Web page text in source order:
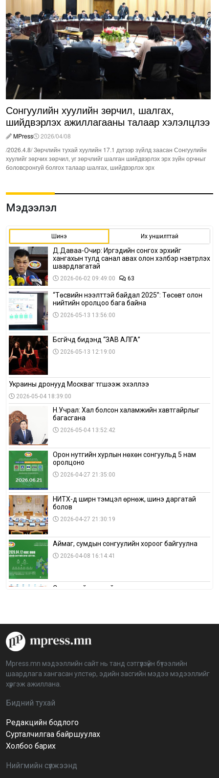
Сонгуулийн хуулийн зөрчил, шалгах,
шийдвэрлэх ажиллагааны талаар хэлэлцлээ
MPress
2026/04/08
/2026.4.8/ Зөрчлийн тухай хуулийн 17.1 дүгээр зүйлд заасан Сонгуулийн
хуулийг зөрчих зөрчил, уг зөрчлийг шалган шийдвэрлэх эрх зүйн орчныг
боловсронгуй болгох талаар шалгах, шийдвэрлэх эрх
Мэдээлэл
Шинэ Их уншилттай
Д.Даваа-Очир: Иргэдийн сонгох эрхийг
хангахын тулд санал авах олон хэлбэр нэвтрүүлэх
шаардлагатай
2026-06-02 09:49:00 63
“Төсвийн нээлттэй байдал 2025”: Төсөвт олон
нийтийн оролцоо бага байна
2026-05-13 13:56:00
Бүсгүйчүүд бидэнд “ЗАВ АЛГА”
2026-05-13 12:19:00
Украины дронууд Москваг түгшээж эхэллээ
2026-05-04 18:39:00
Н.Учрал: Хал болсон халамжийн хавтгайрлыг
багасгана
2026-05-04 13:52:42
Орон нутгийн хурлын нөхөн сонгуульд 5 нам
оролцоно
2026-04-27 21:35:00
НИТХ-д ширүүн тэмцэл өрнөж, шинэ даргатай
болов
2026-04-27 21:30:19
Аймаг, сумдын сонгуулийн хороог байгуулна
2026-04-08 16:14:41
Сонгуулийн хуулийн зөрчил, шалгах,
аймагт үргэлжилж байна
BTS-ийн тоглолтыг Netflix дэлхий даяар шууд
дамжуулна
Иргэдийн төлөөлөгчдийн хурлын 2026 оны
нөхөн сонгууль 6 дугаар сарын 21-нд болно
Д.Тэгшбаяр: НҮБ-ын тогтоол санаачилж,
Mpress.mn мэдээллийн сайт нь танд сэтгүүлзүйн бүтээлийн
шаардлага хангасан улстөр, эдийн засгийн мэдээ мэдээллийг
хүргэж ажиллана.
Бидний тухай
Редакцийн бодлого
Сурталчилгаа байршуулах
Холбоо барих
Нийгмийн сүлжээнд